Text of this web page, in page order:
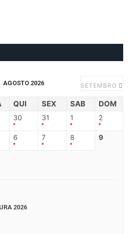
AGOSTO 2026 SETEMBRO
QUI SEX SAB DOM
30 31 1 2
6 7 8 9
2026